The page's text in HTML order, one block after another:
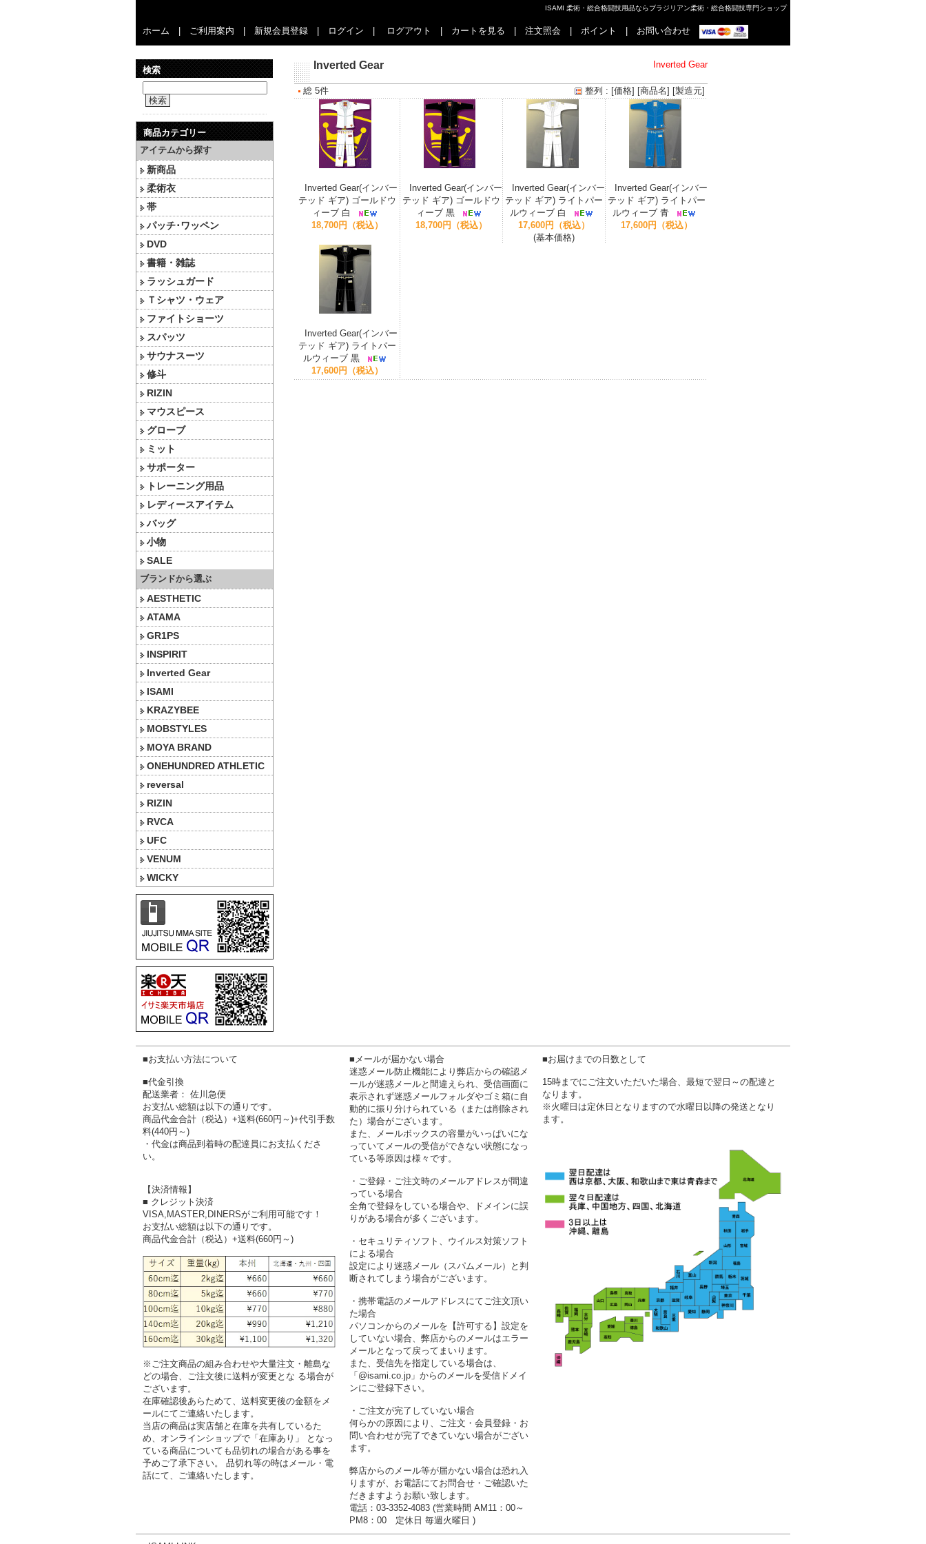
ISAMI 柔術・総合格闘技用品ならブラジリアン柔術・総合格闘技専門ショップ
ホーム ご利用案内 新規会員登録 ログイン ログアウト カートを見る 注文照会 ポイント お問い合わせ
検索
検索
商品カテゴリー
アイテムから探す
新商品
柔術衣
帯
パッチ･ワッペン
DVD
書籍・雑誌
ラッシュガード
Ｔシャツ・ウェア
ファイトショーツ
スパッツ
サウナスーツ
修斗
RIZIN
マウスピース
グローブ
ミット
サポーター
トレーニング用品
レディースアイテム
バッグ
小物
SALE
ブランドから選ぶ
AESTHETIC
ATAMA
GR1PS
INSPIRIT
Inverted Gear
ISAMI
KRAZYBEE
MOBSTYLES
MOYA BRAND
ONEHUNDRED ATHLETIC
reversal
RIZIN
RVCA
UFC
VENUM
WICKY
Inverted Gear Inverted Gear
総 5件 整列 : [価格] [商品名] [製造元]
Inverted Gear(インバー
テッド ギア) ゴールドウ
ィーブ 白
18,700円（税込）
Inverted Gear(インバー
テッド ギア) ゴールドウ
ィーブ 黒
18,700円（税込）
Inverted Gear(インバー
テッド ギア) ライトパー
ルウィーブ 白
17,600円（税込）
(基本価格)
Inverted Gear(インバー
テッド ギア) ライトパー
ルウィーブ 青
17,600円（税込）
Inverted Gear(インバー
テッド ギア) ライトパー
ルウィーブ 黒
17,600円（税込）
■お支払い方法について
■代金引換
配送業者： 佐川急便
お支払い総額は以下の通りです。
商品代金合計（税込）+送料(660円～)+代引手数
料(440円～)
・代金は商品到着時の配達員にお支払くださ
い。
【決済情報】
■ クレジット決済
VISA,MASTER,DINERSがご利用可能です！
お支払い総額は以下の通りです。
商品代金合計（税込）+送料(660円～)
※ご注文商品の組み合わせや大量注文・離島な
どの場合、ご注文後に送料が変更とな る場合が
ございます。
在庫確認後あらためて、送料変更後の金額をメ
ールにてご連絡いたします。
当店の商品は実店舗と在庫を共有しているた
め、オンラインショップで「在庫あり」 となっ
ている商品についても品切れの場合がある事を
予めご了承下さい。 品切れ等の時はメール・電
話にて、ご連絡いたします。
■メールが届かない場合
迷惑メール防止機能により弊店からの確認メ
ールが迷惑メールと間違えられ、受信画面に
表示されず迷惑メールフォルダやゴミ箱に自
動的に振り分けられている（または削除され
た）場合がございます。
また、メールボックスの容量がいっぱいにな
っていてメールの受信ができない状態になっ
ている等原因は様々です。
・ご登録・ご注文時のメールアドレスが間違
っている場合
全角で登録をしている場合や、ドメインに誤
りがある場合が多くございます。
・セキュリティソフト、ウイルス対策ソフト
による場合
設定により迷惑メール（スパムメール）と判
断されてしまう場合がございます。
・携帯電話のメールアドレスにてご注文頂い
た場合
パソコンからのメールを【許可する】設定を
していない場合、弊店からのメールはエラー
メールとなって戻ってまいります。
また、受信先を指定している場合は、
「@isami.co.jp」からのメールを受信ドメイ
ンにご登録下さい。
・ご注文が完了していない場合
何らかの原因により、ご注文・会員登録・お
問い合わせが完了できていない場合がござい
ます。
弊店からのメール等が届かない場合は恐れ入
りますが、お電話にてお問合せ・ご確認いた
だきますようお願い致します。
電話：03-3352-4083 (営業時間 AM11：00～
PM8：00 定休日 毎週火曜日 )
■お届けまでの日数として
15時までにご注文いただいた場合、最短で翌日～の配達と
なります。
※火曜日は定休日となりますので水曜日以降の発送となり
ます。